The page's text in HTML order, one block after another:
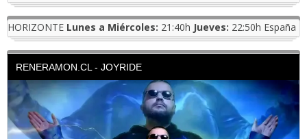
HORIZONTE Lunes a Miércoles: 21:40h Jueves: 22:50h España